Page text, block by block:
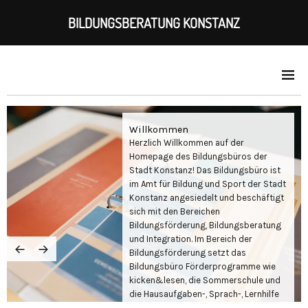
Willkommen
Herzlich Willkommen auf der
Homepage des Bildungsbüros der
Stadt Konstanz! Das Bildungsbüro ist
im Amt für Bildung und Sport der Stadt
Konstanz angesiedelt und beschäftigt
sich mit den Bereichen
Bildungsförderung, Bildungsberatung
und Integration. Im Bereich der
Bildungsförderung setzt das
Bildungsbüro Förderprogramme wie
kicken&lesen, die Sommerschule und
die Hausaufgaben-, Sprach-, Lernhilfe
BILDUNGSBERATUNG KONSTANZ